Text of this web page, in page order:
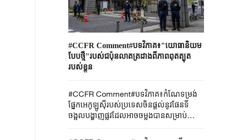
#CCFR Comment#បទវិភាគ៖"យោធានិយម
បែបថ្មី"របស់ជប៉ុនលាតត្រដាងពីភាពពុតត្បុត
របស់ខ្លួន
#CCFR Comment#បទវិភាគ៖កំណែទម្រង់
ផ្នែកអេកូឡូស៊ីរបស់ប្រទេសចិនផ្តល់នូវផែនទី
ចង្អុលបង្ហាញផ្លូវដែលអាចចម្លងបានសម្រាប់
ប្រទេសកំពុងអភិវឌ្ឍន៍